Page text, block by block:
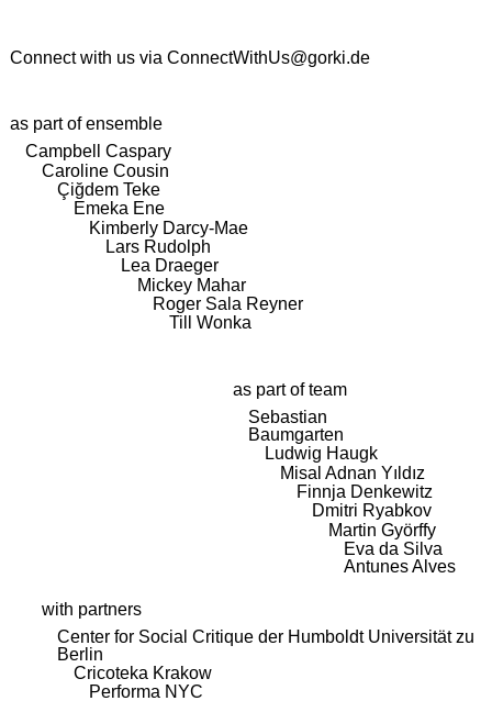
Connect with us via ConnectWithUs@gorki.de
as part of ensemble
Campbell Caspary
Caroline Cousin
Çiğdem Teke
Emeka Ene
Kimberly Darcy-Mae
Lars Rudolph
Lea Draeger
Mickey Mahar
Roger Sala Reyner
Till Wonka
as part of team
Sebastian
Baumgarten
Ludwig Haugk
Misal Adnan Yıldız
Finnja Denkewitz
Dmitri Ryabkov
Martin Györffy
Eva da Silva
Antunes Alves
with partners
Center for Social Critique der Humboldt Universität zu
Berlin
Cricoteka Krakow
Performa NYC